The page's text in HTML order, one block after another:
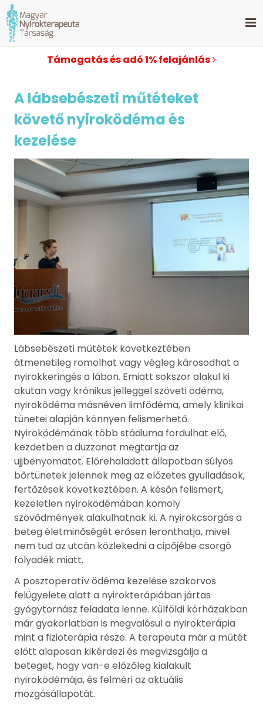
Támogatás és adó 1% felajánlás
A lábsebészeti műtéteket
követő nyiroködéma és
kezelése
Lábsebészeti műtétek következtében
átmenetileg romolhat vagy végleg károsodhat a
nyirokkeringés a lábon. Emiatt sokszor alakul ki
akutan vagy krónikus jelleggel szöveti ödéma,
nyiroködéma másnéven limfödéma, amely klinikai
tünetei alapján könnyen felismerhető.
Nyiroködémának több stádiuma fordulhat elő,
kezdetben a duzzanat megtartja az
ujjbenyomatot. Előrehaladott állapotban súlyos
bőrtünetek jelennek meg az előzetes gyulladások,
fertőzések következtében. A későn felismert,
kezeletlen nyiroködémában komoly
szövődmények alakulhatnak ki. A nyirokcsorgás a
beteg életminőségét erősen leronthatja, mivel
nem tud az utcán közlekedni a cipőjébe csorgó
folyadék miatt.
A posztoperatív ödéma kezelése szakorvos
felügyelete alatt a nyirokterápiában jártas
gyógytornász feladata lenne. Külföldi kórházakban
már gyakorlatban is megvalósul a nyirokterápia
mint a fizioterápia része. A terapeuta már a műtét
előtt alaposan kikérdezi és megvizsgálja a
beteget, hogy van-e előzőleg kialakult
nyiroködémája, és felméri az aktuális
mozgásállapotát.